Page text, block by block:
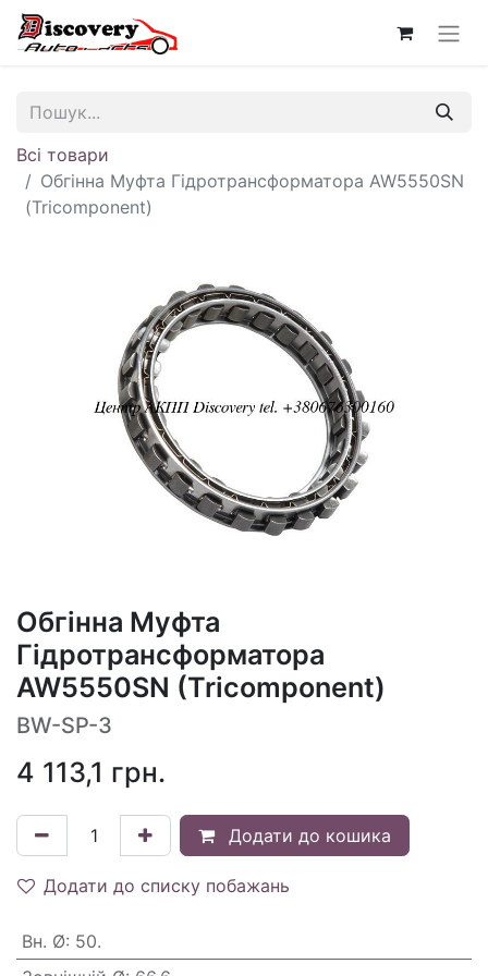
Всі товари
Обгінна Муфта Гідротрансформатора AW5550SN
(Tricomponent)
Обгінна Муфта
Гідротрансформатора
AW5550SN (Tricomponent)
BW-SP-3
4 113,1 грн.
Додати до кошика
Додати до списку побажань
Вн. Ø: 50.